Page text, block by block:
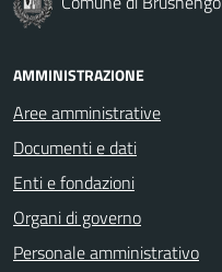
AMMINISTRAZIONE
Aree amministrative
Documenti e dati
Enti e fondazioni
Organi di governo
Personale amministrativo